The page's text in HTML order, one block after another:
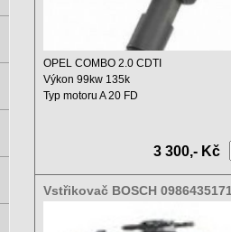
OPEL COMBO 2.0 CDTI
Výkon 99kw 135k
Typ motoru A 20 FD
3 300,- Kč
Vstřikovač BOSCH